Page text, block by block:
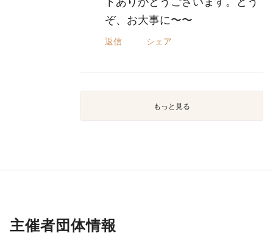
ぞ、お大事に〜〜
返信 シェア
もっと見る
主催者団体情報